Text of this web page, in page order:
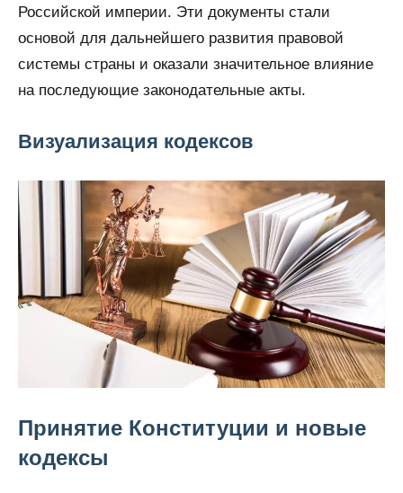
Российской империи. Эти документы стали
основой для дальнейшего развития правовой
системы страны и оказали значительное влияние
на последующие законодательные акты.
Визуализация кодексов
Принятие Конституции и новые
кодексы